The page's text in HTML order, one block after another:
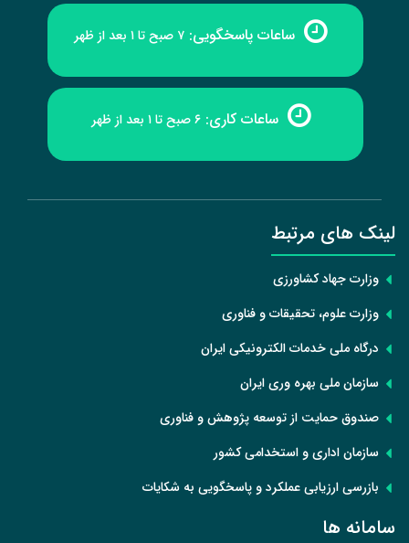
ساعات پاسخگویی: ۷ صبح تا ۱ بعد از ظهر
ساعات کاری:۶ صبح تا ۱ بعد از ظهر
لینک های مرتبط
وزارت جهاد کشاورزی
وزارت علوم، تحقیقات و فناوری
درگاه ملی خدمات الکترونیکی ایران
سازمان ملی بهره وری ایران
صندوق حمایت از توسعه پژوهش و فناوری
سازمان اداری و استخدامی کشور
بازرسی ارزیابی عملکرد و پاسخگویی به شکایات
سامانه ها